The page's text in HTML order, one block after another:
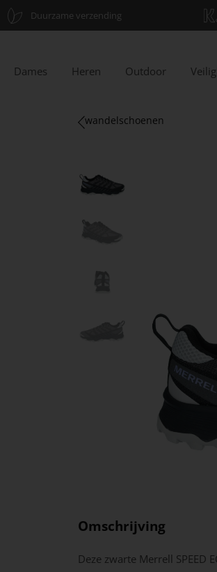
Duurzame verzending
Dames Heren Outdoor
wandelschoenen
Omschrijving
Deze zwarte Merrell SPEED